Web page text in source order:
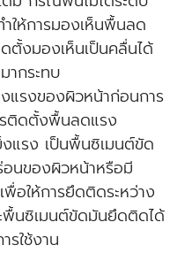
ำให้การมองเห็นพื้นลด
ตั้งมองเห็นเป็นคลื่นได้
ากระทบ
แรงของผิวหน้าก่อนการ
ติดตั้งพื้นลดแรง
แรง เป็นพื้นซิเมนต์ขัด
อนของผิวหน้าหรือมี
อให้การยึดติดระหว่าง
นซิเมนต์ขัดมันยึดติดได้
ใช้งาน